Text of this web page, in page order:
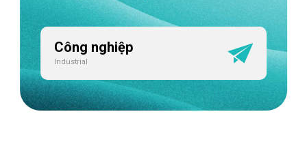
Công nghiệp
Industrial